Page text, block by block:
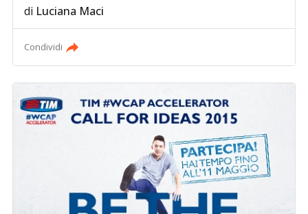
di Luciana Maci
Condividi